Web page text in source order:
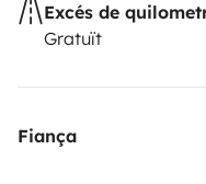
Excés de
Gratuït
Fiança